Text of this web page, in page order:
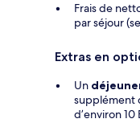
Frais de
par séjour
Extras en
Un
supplément
d’environ 10